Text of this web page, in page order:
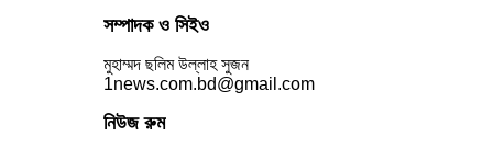
সম্পাদক ও সিইও
মুহাম্মদ ছলিম উল্লাহ সুজন
1news.com.bd@gmail.com
নিউজ রুম